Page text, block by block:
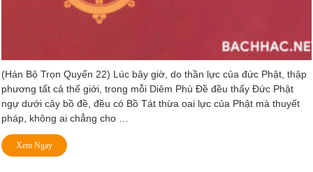
(Hán Bộ Trọn Quyển 22) Lúc bây giờ, do thần lực của đức Phật, thập
phương tất cả thế giới, trong mỗi Diêm Phù Ðề đều thấy Ðức Phật
ngự dưới cây bồ đề, đều có Bồ Tát thừa oai lực của Phật mà thuyết
pháp, không ai chẳng cho …
Xem Ngay